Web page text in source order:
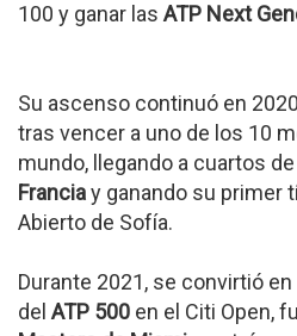
100 y ganar las ATP Next
Su ascenso continuó en
tras vencer a uno de los 10
mundo, llegando a cuartos de
Franciay ganando su primer
Abierto de Sofía.
Durante 2021, se convirtió
del ATP 500 en el Citi Open,